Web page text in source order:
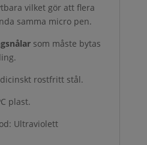
vilket gör att flera
samma micro pen.
som måste bytas
rostfritt stål.
plast.
Ultraviolett